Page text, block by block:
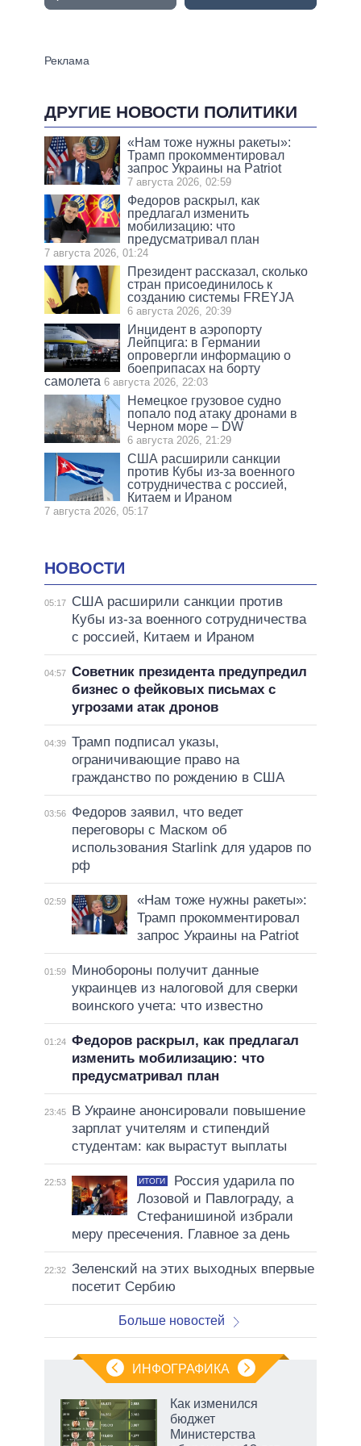
ДРУГИЕ НОВОСТИ ПОЛИТИКИ
«Нам тоже нужны ракеты»:
Трамп прокомментировал
запрос Украины на Patriot
7 августа 2026, 02:59
Федоров раскрыл, как
предлагал изменить
мобилизацию: что
предусматривал план
7 августа 2026, 01:24
Президент рассказал, сколько
стран присоединилось к
созданию системы FREYJA
6 августа 2026, 20:39
Инцидент в аэропорту
Лейпцига: в Германии
опровергли информацию о
боеприпасах на борту
самолета 6 августа 2026, 22:03
Немецкое грузовое судно
попало под атаку дронами в
Черном море – DW
6 августа 2026, 21:29
США расширили санкции
против Кубы из-за военного
сотрудничества с россией,
Китаем и Ираном
7 августа 2026, 05:17
НОВОСТИ
05:17
США расширили санкции против
Кубы из-за военного сотрудничества
с россией, Китаем и Ираном
04:57 Советник президента предупредил
бизнес о фейковых письмах с
угрозами атак дронов
04:39 Трамп подписал указы,
ограничивающие право на
гражданство по рождению в США
03:56
Федоров заявил, что ведет
переговоры с Маском об
использования Starlink для ударов по
рф
02:59
«Нам тоже нужны ракеты»:
Трамп прокомментировал
запрос Украины на Patriot
01:59
Минобороны получит данные
украинцев из налоговой для сверки
воинского учета: что известно
01:24 Федоров раскрыл, как предлагал
изменить мобилизацию: что
предусматривал план
23:45
В Украине анонсировали повышение
зарплат учителям и стипендий
студентам: как вырастут выплаты
22:53 ИТОГИ
Россия ударила по
Лозовой и Павлограду, а
Стефанишиной избрали
меру пресечения. Главное за день
22:32 Зеленский на этих выходных впервые
посетит Сербию
Больше новостей
ИНФОГРАФИКА
Как изменился
бюджет
Министерства